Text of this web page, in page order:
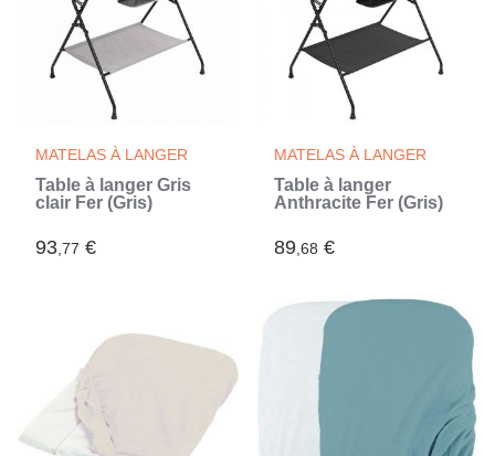
MATELAS À LANGER
Table à langer Gris
clair Fer (Gris)
93,77 €
MATELAS À LANGER
Table à langer
Anthracite Fer (Gris)
89,68 €